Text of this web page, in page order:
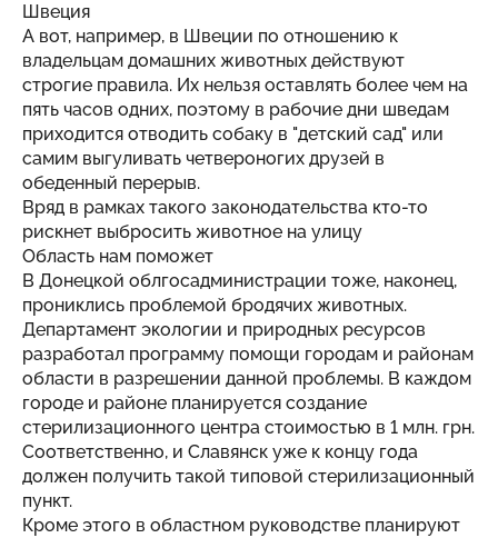
Швеция
А вот, например, в Швеции по отношению к
владельцам домашних животных действуют
строгие правила. Их нельзя оставлять более чем на
пять часов одних, поэтому в рабочие дни шведам
приходится отводить собаку в "детский сад" или
самим выгуливать четвероногих друзей в
обеденный перерыв.
Вряд в рамках такого законодательства кто-то
рискнет выбросить животное на улицу
Область нам поможет
В Донецкой облгосадминистрации тоже, наконец,
прониклись проблемой бродячих животных.
Департамент экологии и природных ресурсов
разработал программу помощи городам и районам
области в разрешении данной проблемы. В каждом
городе и районе планируется создание
стерилизационного центра стоимостью в 1 млн. грн.
Соответственно, и Славянск уже к концу года
должен получить такой типовой стерилизационный
пункт.
Кроме этого в областном руководстве планируют